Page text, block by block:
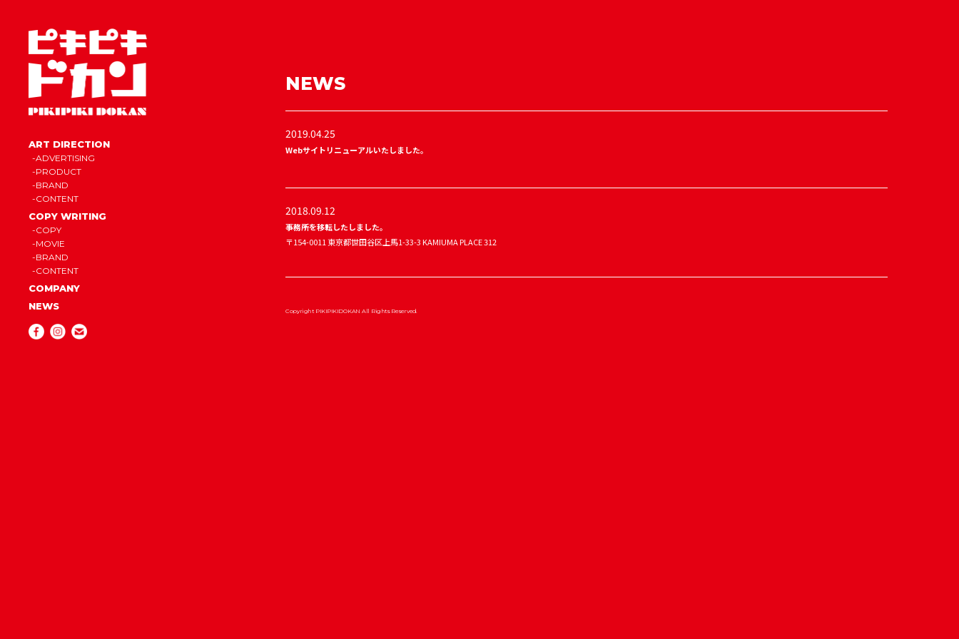
ART DIRECTION
ADVERTISING
PRODUCT
BRAND
CONTENT
COPY WRITING
COPY
MOVIE
BRAND
CONTENT
COMPANY
NEWS
NEWS
2019.04.25
Webサイトリニューアルいたしました。
2018.09.12
事務所を移転したしました。
〒154-0011 東京都世田谷区上馬1-33-3 KAMIUMA PLACE 312
Copyright PIKIPIKIDOKAN All Rights Reserved.